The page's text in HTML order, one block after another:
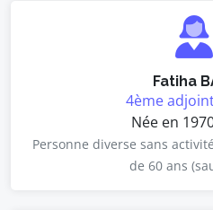
Fatiha
4ème
Née en
Personne diverse sans
de 60 ans